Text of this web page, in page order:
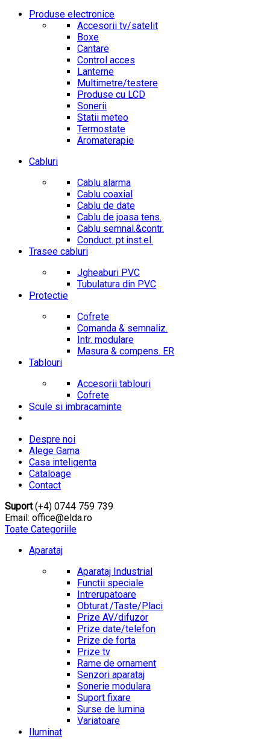
Produse electronice
Accesorii tv/satelit
Boxe
Cantare
Control acces
Lanterne
Multimetre/testere
Produse cu LCD
Sonerii
Statii meteo
Termostate
Aromaterapie
Cabluri
Cablu alarma
Cablu coaxial
Cablu de date
Cablu de joasa tens.
Cablu semnal.&contr.
Conduct. pt.inst.el.
Trasee cabluri
Jgheaburi PVC
Tubulatura din PVC
Protectie
Cofrete
Comanda & semnaliz.
Intr. modulare
Masura & compens. ER
Tablouri
Accesorii tablouri
Cofrete
Scule si imbracaminte
Despre noi
Alege Gama
Casa inteligenta
Cataloage
Contact
Suport(+4) 0744 759 739
Email: office@elda.ro
Toate Categoriile
Aparataj
Aparataj Industrial
Functii speciale
Intrerupatoare
Obturat./Taste/Placi
Prize AV/difuzor
Prize date/telefon
Prize de forta
Prize tv
Rame de ornament
Senzori aparataj
Sonerie modulara
Suport fixare
Surse de lumina
Variatoare
Iluminat